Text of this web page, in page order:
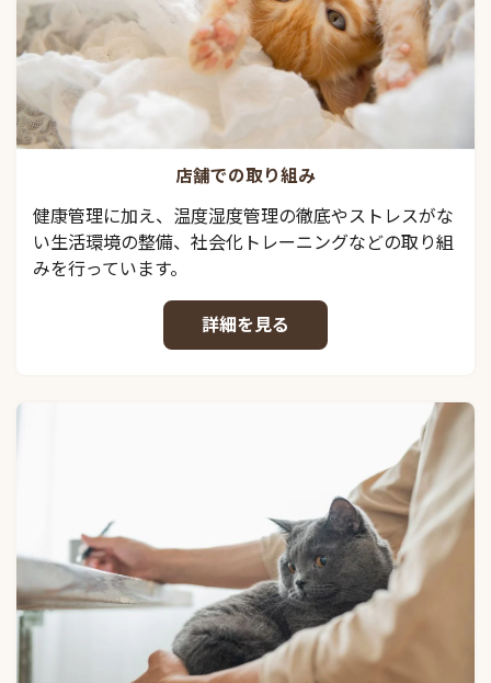
店舗での取り組み
健康管理に加え、温度湿度管理の徹底やストレスがな
い生活環境の整備、社会化トレーニングなどの取り組
みを行っています。
詳細を見る